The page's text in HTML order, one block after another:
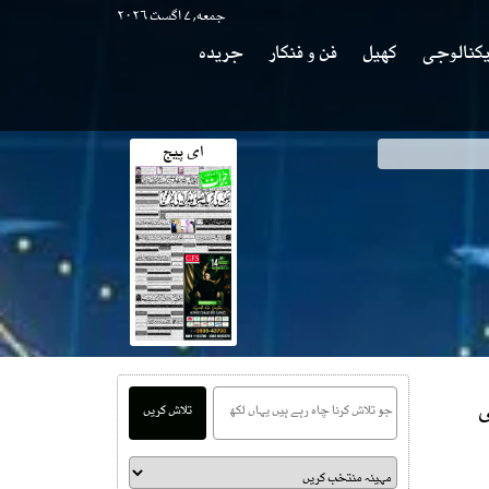
جمعه, ۷ اگست ۲۰۲۶
کھیل فن و فنکار
جریدہ
ای پیج
تلاش کریں